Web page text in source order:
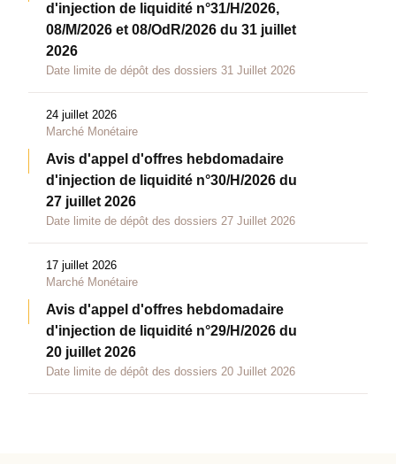
d'injection de liquidité n°31/H/2026,
08/M/2026 et 08/OdR/2026 du 31 juillet
2026
Date limite de dépôt des dossiers 31 Juillet 2026
24 juillet 2026
Marché Monétaire
Avis d'appel d'offres hebdomadaire
d'injection de liquidité n°30/H/2026 du
27 juillet 2026
Date limite de dépôt des dossiers 27 Juillet 2026
17 juillet 2026
Marché Monétaire
Avis d'appel d'offres hebdomadaire
d'injection de liquidité n°29/H/2026 du
20 juillet 2026
Date limite de dépôt des dossiers 20 Juillet 2026